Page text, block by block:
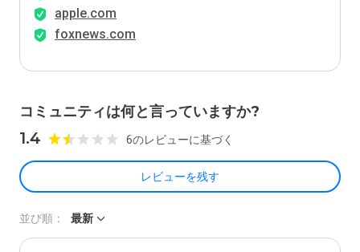
apple.com
foxnews.com
コミュニティは何と言っていますか?
1.4 6のレビューに基づく
レビューを残す
並び順： 最新